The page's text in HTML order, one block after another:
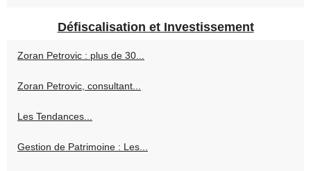
Défiscalisation et Investissement
Zoran Petrovic : plus de 30...
Zoran Petrovic, consultant...
Les Tendances...
Gestion de Patrimoine : Les...